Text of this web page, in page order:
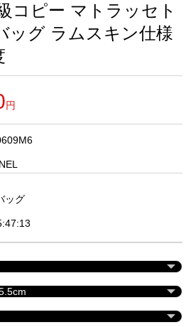
コピー マトラッセト
ッグ ラムスキン仕様
円
ッグ